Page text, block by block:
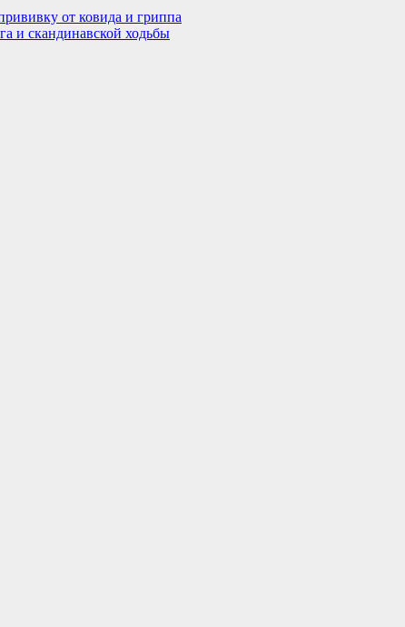
от ковида и гриппа
и скандинавской ходьбы